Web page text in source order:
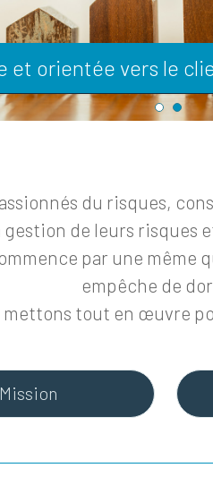
et orientée vers le
du risques,
gestion de leurs risques
par une
empêche de
mettons tout en œuvre
Mission